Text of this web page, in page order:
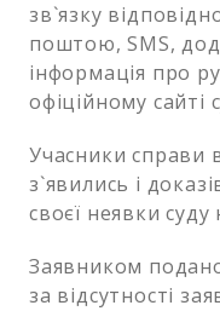
зв`язку
поштою, SMS,
інформація про
офіційному сайті
Учасники справи
з`явились і
своєї неявки
Заявником
за відсутності